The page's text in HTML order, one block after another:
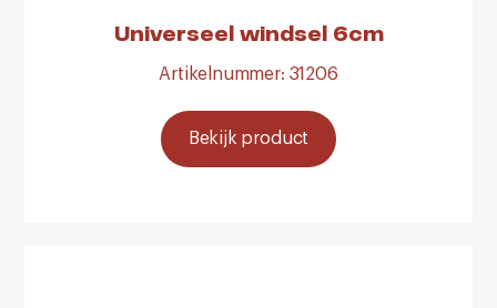
Universeel windsel 6cm
Artikelnummer: 31206
Bekijk product